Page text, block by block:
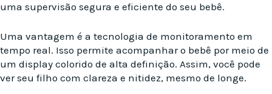
uma supervisão segura e eficiente do seu bebê.
Uma vantagem é a tecnologia de monitoramento em
tempo real. Isso permite acompanhar o bebê por meio de
um display colorido de alta definição. Assim, você pode
ver seu filho com clareza e nitidez, mesmo de longe.